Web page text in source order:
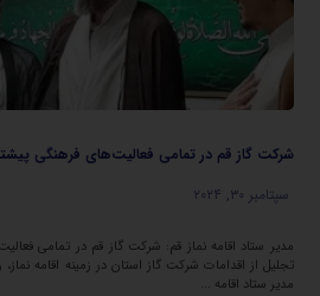
شرکت گاز قم در تمامی فعالیت‌های فرهنگی
سپتامبر ۳۰, ۲۰۲۴
مدیر ستاد اقامه نماز قم: شرکت گاز قم در تمامی
تجلیل از اقدامات شرکت گاز استان در زمینه اقامه
مدیر ستاد اقامه ...